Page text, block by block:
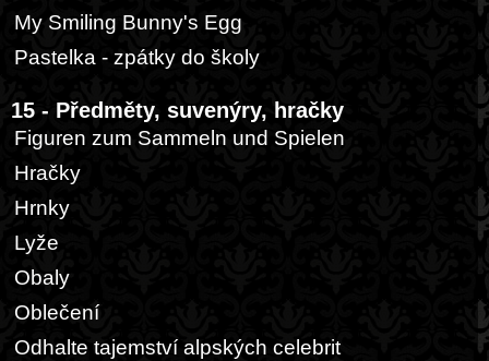
My Smiling Bunny's Egg
Pastelka - zpátky do školy
15 - Předměty, suvenýry, hračky
Figuren zum Sammeln und Spielen
Hračky
Hrnky
Lyže
Obaly
Oblečení
Odhalte tajemství alpských celebrit